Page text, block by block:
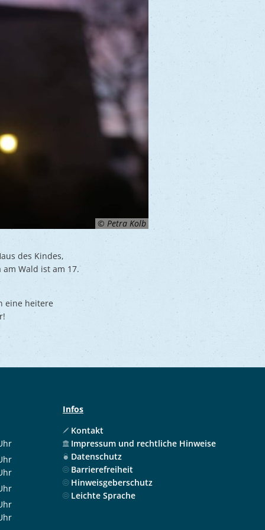
© Petra Kolb
des Kindes,
Wald ist am 17.
eine heitere
Uhr
Uhr
Uhr
Uhr
Uhr
Infos
Kontakt
Impressum und rechtliche Hinweise
Datenschutz
Barrierefreiheit
Hinweisgeberschutz
Leichte Sprache